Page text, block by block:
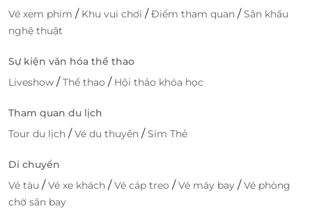
Vé xem phim / Khu vui chơi /Điểm tham quan /Sân khấu
nghệ thuật
Sự kiện văn hóa thể thao
Liveshow /Thể thao / Hội thảo khóa học
Tham quan du lịch
Tour du lịch /Vé du thuyền /Sim Thẻ
Di chuyển
Vé tàu /Vé xe khách /Vé cáp treo /Vé máy bay /Vé phòng
chờ sân bay